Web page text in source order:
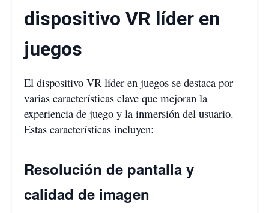
dispositivo VR líder en
juegos
El dispositivo VR líder en juegos se destaca por
varias características clave que mejoran la
experiencia de juego y la inmersión del usuario.
Estas características incluyen:
Resolución de pantalla y
calidad de imagen